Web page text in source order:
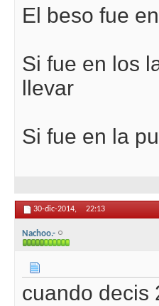
El beso fue
Si fue en los
llevar
Si fue en la
30-dic-2014, 22:13
Nachoo.-
cuando decis